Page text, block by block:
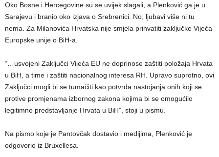
Oko Bosne i Hercegovine su se uvijek slagali, a Plenković ga je u
Sarajevu i branio oko izjava o Srebrenici. No, ljubavi više ni tu
nema. Za Milanovića Hrvatska nije smjela prihvatiti zaključke Vijeća
Europske unije o BiH-a.
“…usvojeni Zaključci Vijeća EU ne doprinose zaštiti položaja Hrvata
u BiH, a time i zaštiti nacionalnog interesa RH. Upravo suprotno, ovi
Zaključci mogli bi se tumačiti kao potvrda nastojanja onih koji se
protive promjenama izbornog zakona kojima bi se omogućilo
legitimno predstavljanje Hrvata u BiH”, stoji u pismu.
Na pismo koje je Pantovčak dostavio i medijima, Plenković je
odgovorio iz Bruxellesa.